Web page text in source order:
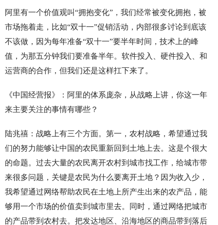
阿里有一个价值观叫“拥抱变化”，我们经常被变化拥抱，被
市场拖着走，比如“双十一”促销活动，内部很多讨论到底该
不该做，因为每年准备“双十一”要半年时间，技术上的峰
值，为那五分钟我们要准备半年。软件投入、硬件投入、和
运营商的合作，但我们还是这样扛下来了。
《中国经营报》：阿里的体系庞杂，从战略上讲，你这一年
来主要关注的事情有哪些？
陆兆禧：战略上有三个方面。第一，农村战略，希望通过我
们的努力能够让中国的农民重新回到土地上去。这是个很大
的命题。过去大量的农民离开农村到城市找工作，给城市带
来很多问题，关键是农民为什么要离开土地？因为收入少，
我希望通过网络帮助农民在土地上所产生出来的农产品，能
够用一个市场的价值卖到城市里去。同时，通过网络把城市
的产品带到农村去。把发达地区、沿海地区的商品带到落后